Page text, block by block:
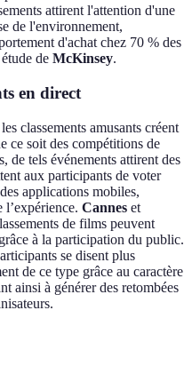
attirent l'attention d'une
de l'environnement,
d'achat chez 70 % des
de McKinsey.
en direct
classements amusants créent
ce soit des compétitions de
de tels événements attirent des
aux participants de voter
applications mobiles,
l’expérience. Cannes et
de films peuvent
à la participation du public.
se disent plus
de ce type grâce au caractère
ainsi à générer des retombées